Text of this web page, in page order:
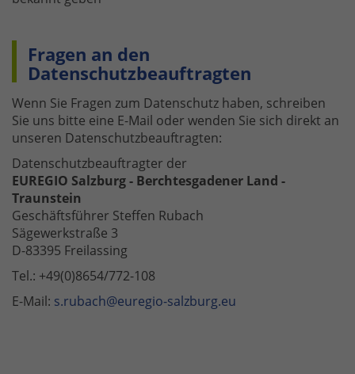
Fragen an den
Datenschutzbeauftragten
Wenn Sie Fragen zum Datenschutz haben, schreiben
Sie uns bitte eine E-Mail oder wenden Sie sich direkt an
unseren Datenschutzbeauftragten:
Datenschutzbeauftragter der
EUREGIO Salzburg - Berchtesgadener Land -
Traunstein
Geschäftsführer Steffen Rubach
Sägewerkstraße 3
D-83395 Freilassing
Tel.: +49(0)8654/772-108
E-Mail: s.rubach@euregio-salzburg.eu